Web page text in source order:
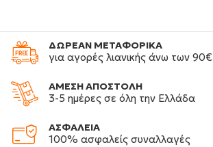
ΔΩΡΕΑΝ ΜΕΤΑΦΟΡΙΚΑ
για αγορές λιανικής άνω των 90€
ΑΜΕΣΗ ΑΠΟΣΤΟΛΗ
3-5 ημέρες σε όλη την Ελλάδα
ΑΣΦΑΛΕΙΑ
100% ασφαλείς συναλλαγές